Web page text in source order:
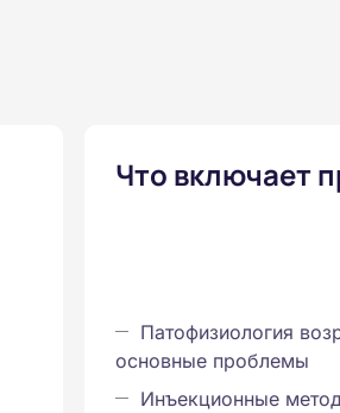
Что включает
Патофизиология
основные проблемы
Инъекционные